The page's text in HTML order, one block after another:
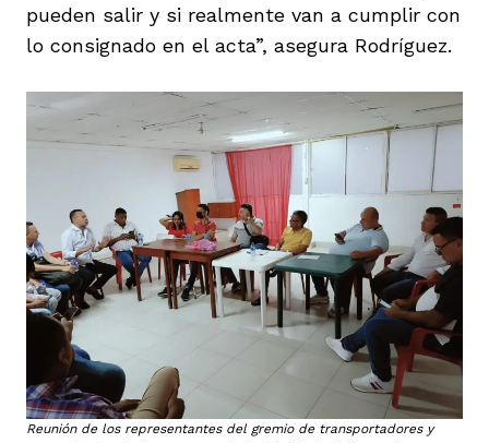
pueden salir y si realmente van a cumplir con
lo consignado en el acta”, asegura Rodríguez.
Reunión de los representantes del gremio de transportadores y